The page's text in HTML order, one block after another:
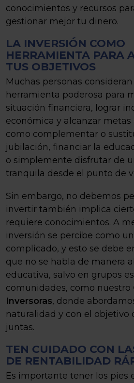
conocimientos y recursos
gestionar mejor tu dinero.
LA INVERSIÓN COMO
HERRAMIENTA PARA
TUS OBJETIVOS
Muchas personas
herramienta poderosa para
situación financiera, lograr
económica y alcanzar metas
como complementar o
jubilación, financiar la
o simplemente disfrutar de
tranquila desde el punto de
Sin embargo, no debemos
invertir también implica
requiere conocimientos. A
inversión se percibe como
complicado, y esto se debe
que no se habla de manera
educativa, salvo en grupos
comunidades, como nuestro
Inversoras, donde
naturalidad y con el objetivo
juntas.
TEN CUIDADO CON
DE RENTABILIDAD
Es importante tener los pies